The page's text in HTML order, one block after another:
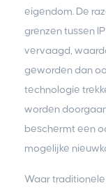
eigendom. De
grenzen tussen
vervaagd,
geworden dan
technologie
worden
beschermt een
mogelijke
Waar